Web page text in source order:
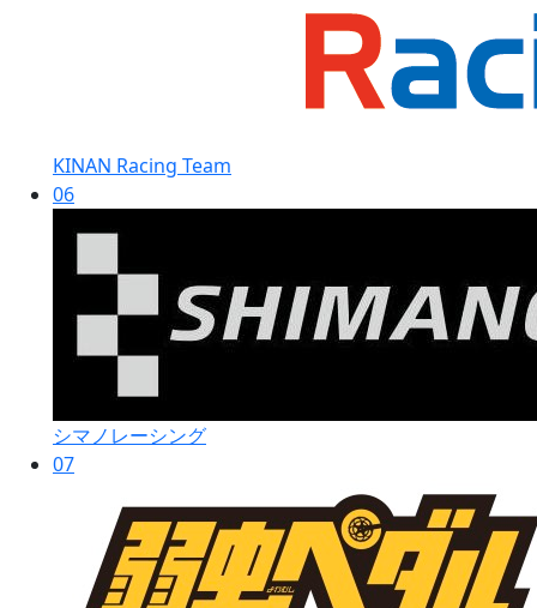
KINAN Racing Team
06
シマノレーシング
07